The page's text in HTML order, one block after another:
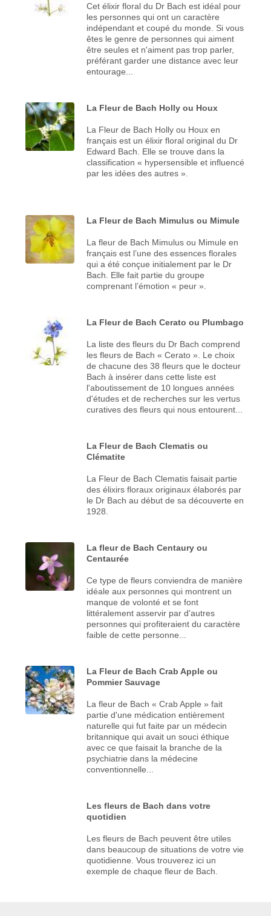
Cet élixir floral du Dr Bach est idéal pour
les personnes qui ont un caractère
indépendant et coupé du monde. Si vous
êtes le genre de personnes qui aiment
être seules et n'aiment pas trop parler,
préférant garder une distance avec leur
entourage...
La Fleur de Bach Holly ou Houx
La Fleur de Bach Holly ou Houx en
français est un élixir floral original du Dr
Edward Bach. Elle se trouve dans la
classification « hypersensible et influencé
par les idées des autres ».
La Fleur de Bach Mimulus ou Mimule
La fleur de Bach Mimulus ou Mimule en
français est l’une des essences florales
qui a été conçue initialement par le Dr
Bach. Elle fait partie du groupe
comprenant l’émotion « peur ».
La Fleur de Bach Cerato ou Plumbago
La liste des fleurs du Dr Bach comprend
les fleurs de Bach « Cerato ». Le choix
de chacune des 38 fleurs que le docteur
Bach à insérer dans cette liste est
l'aboutissement de 10 longues années
d'études et de recherches sur les vertus
curatives des fleurs qui nous entourent...
La Fleur de Bach Clematis ou
Clématite
La Fleur de Bach Clematis faisait partie
des élixirs floraux originaux élaborés par
le Dr Bach au début de sa découverte en
1928.
La fleur de Bach Centaury ou
Centaurée
Ce type de fleurs conviendra de manière
idéale aux personnes qui montrent un
manque de volonté et se font
littéralement asservir par d'autres
personnes qui profiteraient du caractère
faible de cette personne...
La Fleur de Bach Crab Apple ou
Pommier Sauvage
La fleur de Bach « Crab Apple » fait
partie d'une médication entièrement
naturelle qui fut faite par un médecin
britannique qui avait un souci éthique
avec ce que faisait la branche de la
psychiatrie dans la médecine
conventionnelle...
Les fleurs de Bach dans votre
quotidien
Les fleurs de Bach peuvent être utiles
dans beaucoup de situations de votre vie
quotidienne. Vous trouverez ici un
exemple de chaque fleur de Bach.